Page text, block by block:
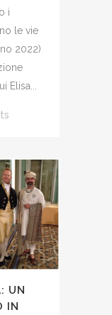
i
le vie
2022)
UN
IN